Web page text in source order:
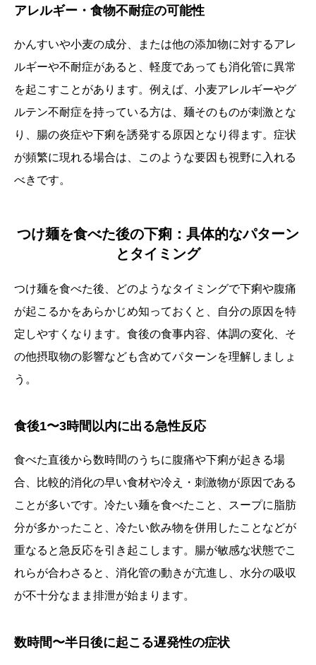
アレルギー・食物不耐症の可能性
かんすいや小麦の成分、または他の添加物に対するアレ
ルギーや不耐症があると、軽度であっても消化管に異常
を起こすことがあります。例えば、小麦アレルギーやグ
ルテン不耐症を持っている方は、麺そのものが刺激とな
り、腸の炎症や下痢を誘発する原因となり得ます。症状
が頻繁に現れる場合は、このような要因も視野に入れる
べきです。
つけ麺を食べた後の下痢：具体的なパターン
とタイミング
つけ麺を食べた後、どのようなタイミングで下痢や腹痛
が起こるかをあらかじめ知っておくと、自分の原因を特
定しやすくなります。食後の食事内容、体調の変化、そ
の他摂取物の影響なども含めてパターンを理解しましょ
う。
食後1〜3時間以内に出る急性反応
食べた直後から数時間のうちに腹痛や下痢が起きる場
合、比較的消化の早い食材や冷え・刺激物が原因である
ことが多いです。冷たい麺を食べたこと、スープに脂肪
分が多かったこと、冷たい飲み物を併用したことなどが
重なると急反応を引き起こします。腸が敏感な状態でこ
れらが合わさると、消化管の動きが亢進し、水分の吸収
が不十分なまま排泄が始まります。
数時間〜半日後に起こる遅発性の症状